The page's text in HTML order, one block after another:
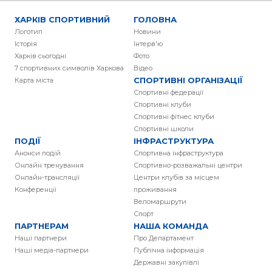
ХАРКІВ СПОРТИВНИЙ
Логотип
Історія
Харків сьогодні
7 спортивних символів Харкова
Карта міста
ГОЛОВНА
Новини
Інтерв'ю
Фото
Вiдео
СПОРТИВНІ ОРГАНІЗАЦІЇ
Спортивні федерації
Спортивні клуби
Спортивні фітнес клуби
Спортивні школи
ПОДІЇ
Анонси подій
Онлайн тренування
Онлайн-трансляції
Конференції
ІНФРАСТРУКТУРА
Спортивна інфраструктура
Спортивно-розважальні центри
Центри клубів за місцем
проживання
Веломаршрути
Спорт
ПАРТНЕРАМ
Наші партнери
Наші медіа-партнери
НАША КОМАНДА
Про Департамент
Публічна інформація
Державні закупівлі